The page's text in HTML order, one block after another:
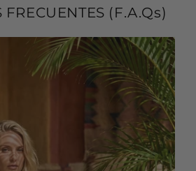
FRECUENTES (F.A.Qs)